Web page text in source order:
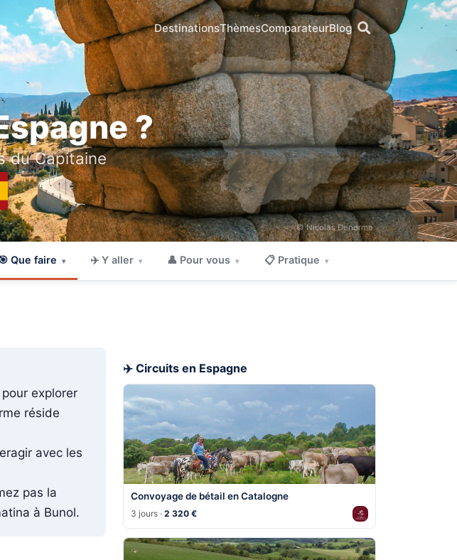
DestinationsThèmesComparateurBlog
?
du Capitaine
© Nicolas Denorme
Que faire ▾ ✈️ Y aller ▾ 👤 Pour vous ▾ 📋 Pratique ▾
explorer
réside
avec les
pas la
à Bunol.
✈️ Circuits en Espagne
Convoyage de bétail en Catalogne
3 jours ·2 320 €